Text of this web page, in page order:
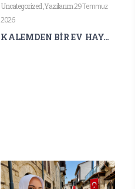
Uncategorized,Yazılarım29 Temmuz
2026
KALEMDEN BİR EV HAYAL ETMİŞTİM